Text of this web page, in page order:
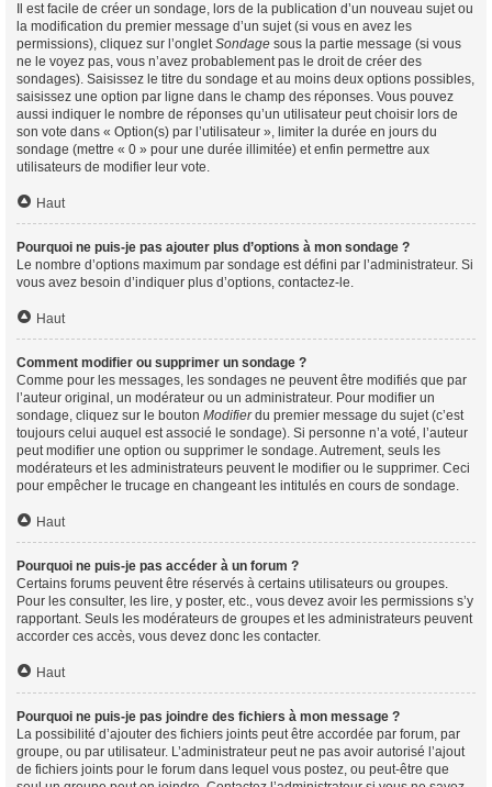
Il est facile de créer un sondage, lors de la publication d’un nouveau sujet ou
la modification du premier message d’un sujet (si vous en avez les
permissions), cliquez sur l’ongletSondage sous la partie message (si vous
ne le voyez pas, vous n’avez probablement pas le droit de créer des
sondages). Saisissez le titre du sondage et au moins deux options possibles,
saisissez une option par ligne dans le champ des réponses. Vous pouvez
aussi indiquer le nombre de réponses qu’un utilisateur peut choisir lors de
son vote dans « Option(s) par l’utilisateur », limiter la durée en jours du
sondage (mettre « 0 » pour une durée illimitée) et enfin permettre aux
utilisateurs de modifier leur vote.
Haut
Pourquoi ne puis-je pas ajouter plus d’options à mon sondage ?
Le nombre d’options maximum par sondage est défini par l’administrateur. Si
vous avez besoin d’indiquer plus d’options, contactez-le.
Haut
Comment modifier ou supprimer un sondage ?
Comme pour les messages, les sondages ne peuvent être modifiés que par
l’auteur original, un modérateur ou un administrateur. Pour modifier un
sondage, cliquez sur le bouton Modifierdu premier message du sujet (c’est
toujours celui auquel est associé le sondage). Si personne n’a voté, l’auteur
peut modifier une option ou supprimer le sondage. Autrement, seuls les
modérateurs et les administrateurs peuvent le modifier ou le supprimer. Ceci
pour empêcher le trucage en changeant les intitulés en cours de sondage.
Haut
Pourquoi ne puis-je pas accéder à un forum ?
Certains forums peuvent être réservés à certains utilisateurs ou groupes.
Pour les consulter, les lire, y poster, etc., vous devez avoir les permissions s’y
rapportant. Seuls les modérateurs de groupes et les administrateurs peuvent
accorder ces accès, vous devez donc les contacter.
Haut
Pourquoi ne puis-je pas joindre des fichiers à mon message ?
La possibilité d’ajouter des fichiers joints peut être accordée par forum, par
groupe, ou par utilisateur. L’administrateur peut ne pas avoir autorisé l’ajout
de fichiers joints pour le forum dans lequel vous postez, ou peut-être que